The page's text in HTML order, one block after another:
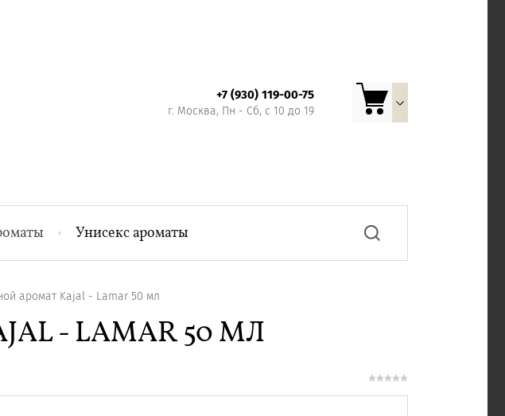
+7 (930) 119-00-75
г. Москва, Пн - Сб, с 10 до 19
Унисекс ароматы
аромат Kajal - Lamar 50 мл
- LAMAR 50 МЛ